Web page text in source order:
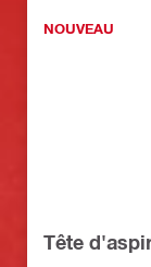
NOUVEAU
Tête